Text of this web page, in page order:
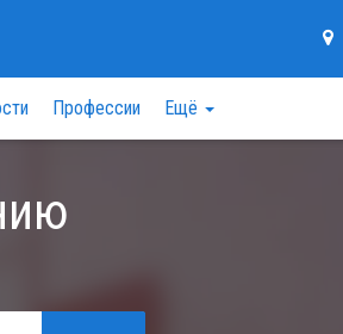
Профессии Ещё